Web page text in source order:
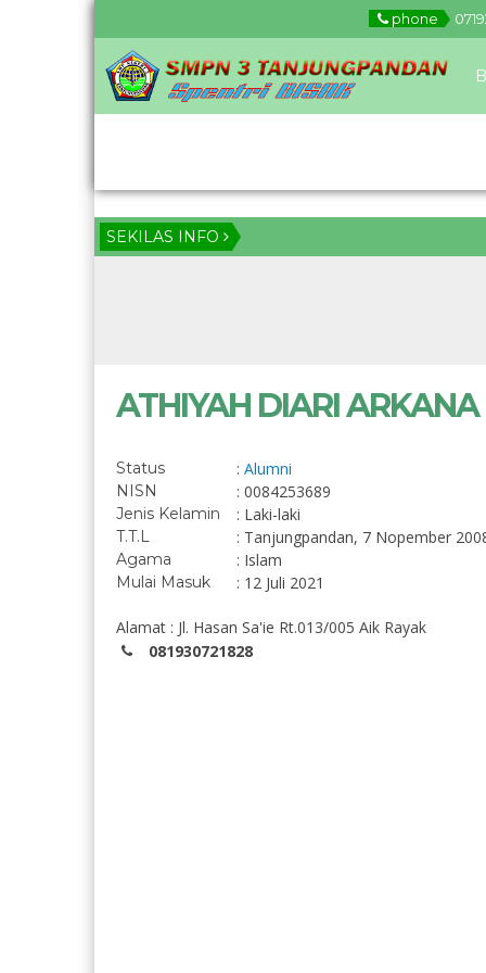
phone
SEKILAS INFO
ATHIYAH DIARI ARKANA
Status : Alumni
NISN : 0084253689
Jenis Kelamin : Laki-laki
T.T.L : Tanjungpandan, 7 Nopember
Agama : Islam
Mulai Masuk : 12 Juli 2021
Alamat : Jl. Hasan Sa'ie Rt.013/005 Aik Rayak
081930721828